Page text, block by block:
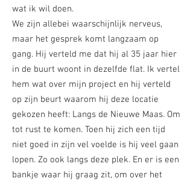
wat ik wil doen.
We zijn allebei waarschijnlijk nerveus,
maar het gesprek komt langzaam op
gang. Hij verteld me dat hij al 35 jaar hier
in de buurt woont in dezelfde flat. Ik vertel
hem wat over mijn project en hij verteld
op zijn beurt waarom hij deze locatie
gekozen heeft: Langs de Nieuwe Maas. Om
tot rust te komen. Toen hij zich een tijd
niet goed in zijn vel voelde is hij veel gaan
lopen. Zo ook langs deze plek. En er is een
bankje waar hij graag zit, om over het